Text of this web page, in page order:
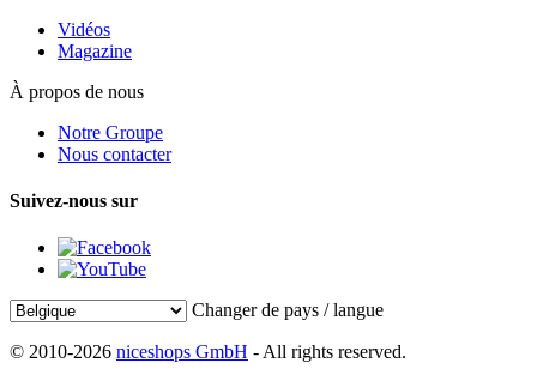
Vidéos
Magazine
À propos de nous
Notre Groupe
Nous contacter
Suivez-nous sur
Changer de pays / langue
© 2010-2026 niceshops GmbH - All rights reserved.